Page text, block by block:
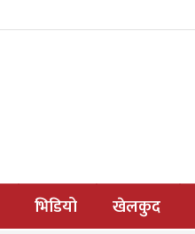
भिडियो खेलकुद